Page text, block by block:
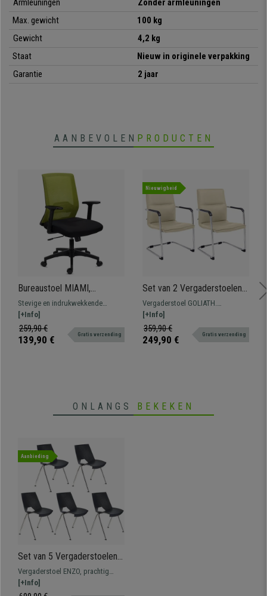
Armleuningen
Zonder armleuningen
Max. gewicht
100 kg
Gewicht
4,2 kg
Staat
Nieuw in originele verpakking
Garantie
2 jaar
AANBEVOLEN PRODUCTEN
Bureaustoel MIAMI,
Lendensteun, Verstelbare
armleuningen, Comfortabel
en Robuust, Groen
Stevige en indrukwekkende
bureaustoel met lendensteun.
Zitting met dikke vulling en
verstelbare armleuningen voor
[+Info]
259,90 €
139,90 € Gratis verzending
Nieuwigheid
Set van 2 Vergaderstoelen
GOLIATH, Metalen Structuur,
Dikke Vulling en elegant
ontwerp, in Beige Leder
Vergaderstoel GOLIATH.
Comfortabele zitting en
rugleuning met dikke vulling,
bekleed met hoogwaardig
[+Info]
359,90 €
249,90 € Gratis verzending
ONLANGS BEKEKEN
Aanbieding
Set van 5 Vergaderstoelen
ENZO, Comfortabel en
Praktisch, Stapelbaar, kleur
Grijs
Vergaderstoel ENZO, prachtig
avant-garde design. Perfect voor
wachtkamers of vergaderruimtes.
[+Info]